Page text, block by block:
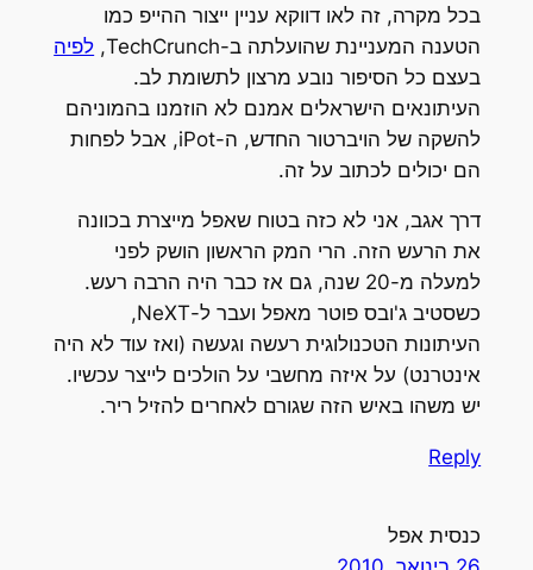
בכל מקרה, זה לאו דווקא עניין ייצור ההייפ כמו
הטענה המעניינת שהועלתה ב-TechCrunch,
לפיה
בעצם כל הסיפור נובע מרצון לתשומת לב.
העיתונאים הישראלים אמנם לא הוזמנו בהמוניהם
להשקה של הויברטור החדש, ה-iPot, אבל לפחות
הם יכולים לכתוב על זה.
דרך אגב, אני לא כזה בטוח שאפל מייצרת בכוונה
את הרעש הזה. הרי המק הראשון הושק לפני
למעלה מ-20 שנה, גם אז כבר היה הרבה רעש.
כשסטיב ג'ובס פוטר מאפל ועבר ל-NeXT,
העיתונות הטכנולוגית רעשה וגעשה (ואז עוד לא היה
אינטרנט) על איזה מחשבי על הולכים לייצר עכשיו.
יש משהו באיש הזה שגורם לאחרים להזיל ריר.
Reply
כנסית אפל